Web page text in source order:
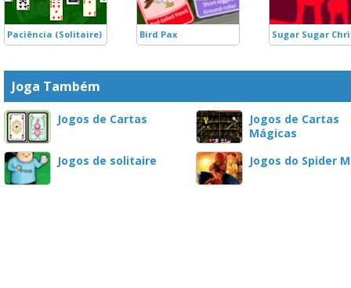
Paciência (Solitaire) Bird Pax Sugar Sugar
Joga Também
Jogos de Cartas
Jogos de Cartas
Mágicas
Jogos de solitaire
Jogos do Spider